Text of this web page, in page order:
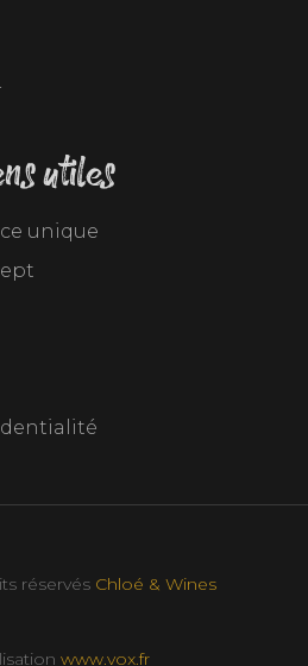
utiles
unique
réservés Chloé & Wines
www.vox.fr